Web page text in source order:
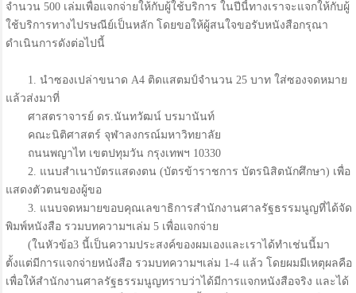
จำนวน 500 เล่มเพื่อแจกจ่ายให้กับผู้ใช้บริการ ในปีนี้ทางเราจะแจกให้กับผู้
ใช้บริการทางไปรษณีย์เป็นหลัก โดยขอให้ผู้สนใจขอรับหนังสือกรุณา
ดำเนินการดังต่อไปนี้
1. นำซองเปล่าขนาด A4 ติดแสตมป์จำนวน 25 บาท ใส่ซองจดหมาย
แล้วส่งมาที่
ศาสตราจารย์ ดร.นันทวัฒน์ บรมานันท์
คณะนิติศาสตร์ จุฬาลงกรณ์มหาวิทยาลัย
ถนนพญาไท เขตปทุมวัน กรุงเทพฯ 10330
2. แนบสำเนาบัตรแสดงตน (บัตรข้าราชการ บัตรนิสิตนักศึกษา) เพื่อ
แสดงตัวตนของผู้ขอ
3. แนบจดหมายขอบคุณเลขาธิการสำนักงานศาลรัฐธรรมนูญที่ได้จัด
พิมพ์หนังสือ รวมบทความฯเล่ม 5 เพื่อแจกจ่าย
(ในหัวข้อ3 นี้เป็นความประสงค์ของผมเองและเราได้ทำเช่นนี้มา
ตั้งแต่มีการแจกจ่ายหนังสือ รวมบทความฯเล่ม 1-4 แล้ว โดยผมมีเหตุผลคือ
เพื่อให้สำนักงานศาลรัฐธรรมนูญทราบว่าได้มีการแจกหนังสือจริง และได้